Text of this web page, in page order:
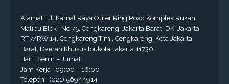
Alamat : Jl. Kamal Raya Outer Ring Road Komplek Rukan
Malibu Blok I No.75, Cengkareng, Jakarta Barat, DKI Jakarta,
RT.7/RW.14, Cengkareng Tim., Cengkareng, Kota Jakarta
Barat, Daerah Khusus Ibukota Jakarta 11730
Hari : Senin – Jumat
Jam Kerja : 09:00 – 16:00
Telepon : (021) 56944914